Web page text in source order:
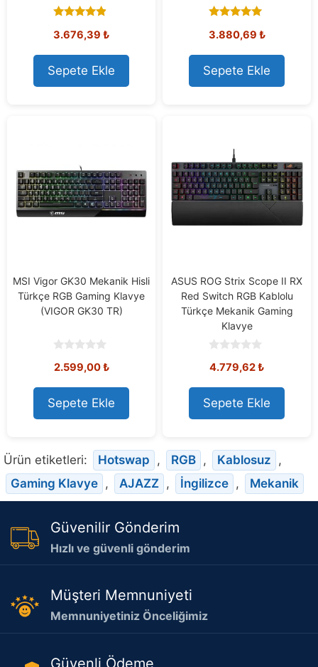
out of 5
3.676,39 ₺
Sepete Ekle
out of 5
3.880,69 ₺
Sepete Ekle
MSI Vigor GK30 Mekanik Hisli
Türkçe RGB Gaming Klavye
(VIGOR GK30 TR)
o
t
o
f
5
2.599,00₺
Sepete Ekle
ASUS ROG Strix Scope II RX
Red Switch RGB Kablolu
Türkçe Mekanik Gaming
Klavye
o
t
o
f
5
4.779,62₺
Sepete Ekle
Ürün etiketleri: Hotswap , RGB , Kablosuz
,
Gaming Klavye , AJAZZ , İngilizce , Mekanik
Güvenilir Gönderim
Hızlı ve güvenli gönderim
Müşteri Memnuniyeti
Memnuniyetiniz Önceliğimiz
Güvenli Ödeme